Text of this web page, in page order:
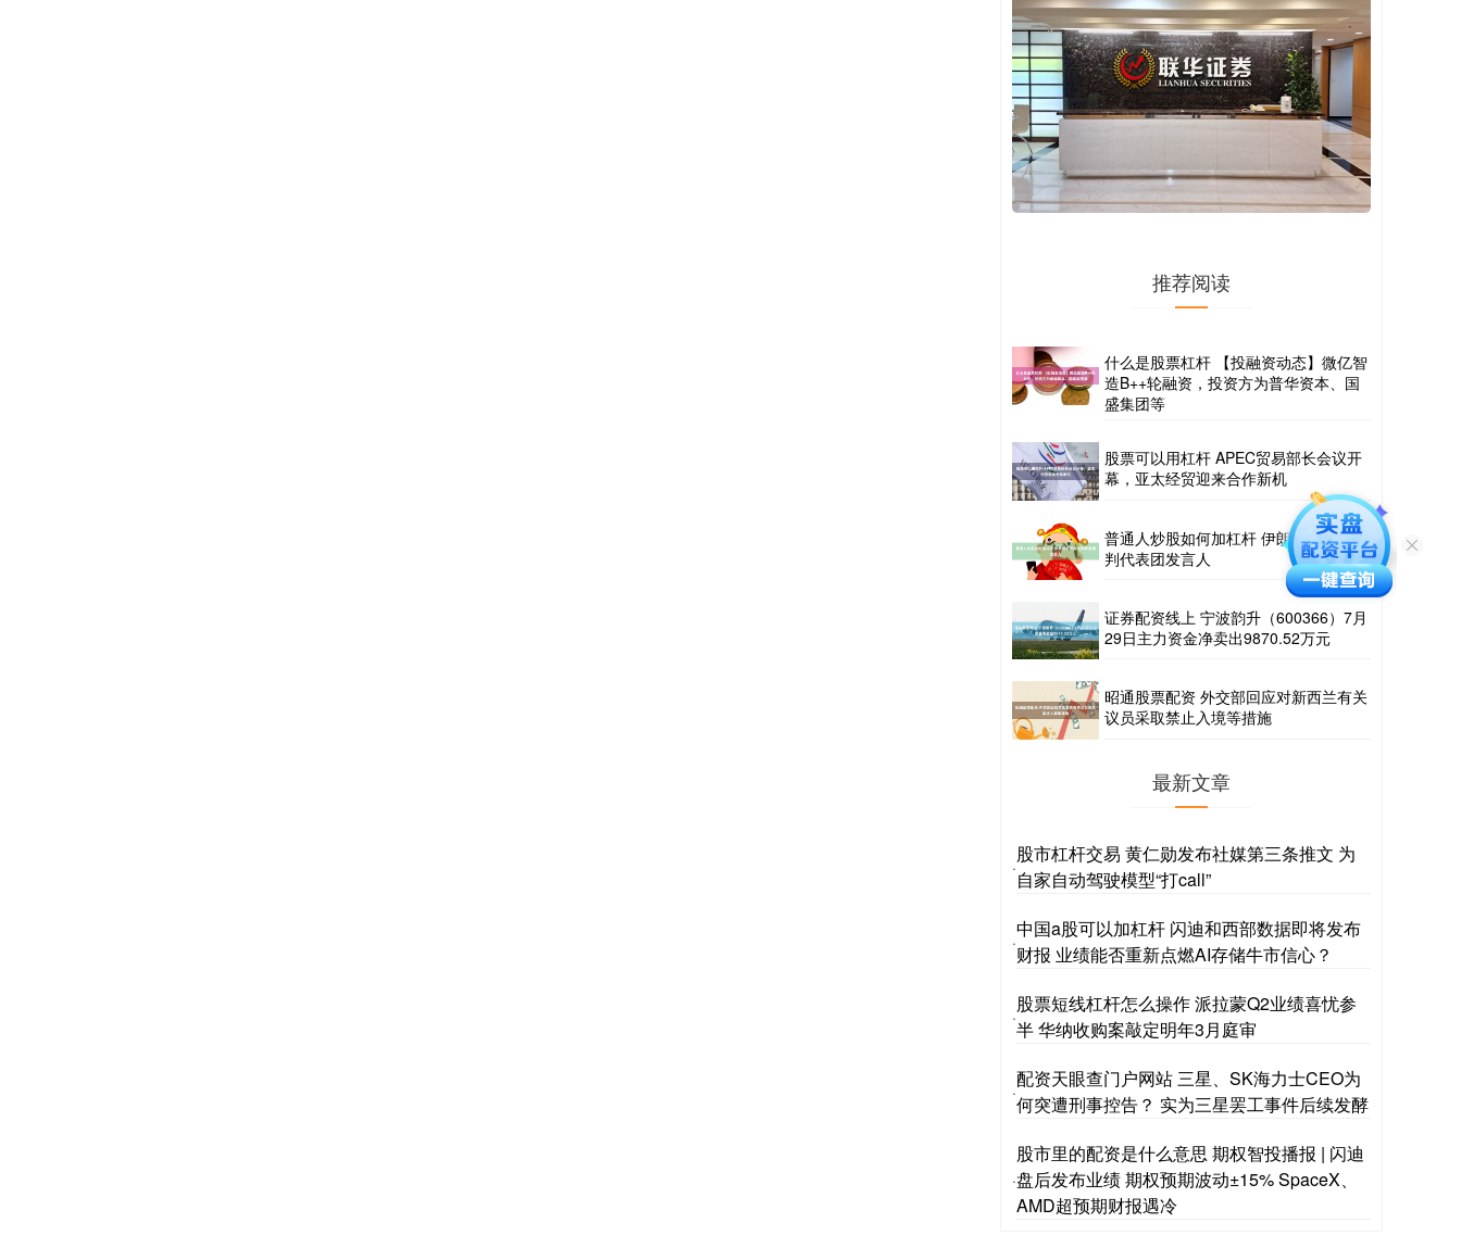
推荐阅读
什么是股票杠杆 【投融资动态】微亿智
造B++轮融资，投资方为普华资本、国
盛集团等
股票可以用杠杆 APEC贸易部长会议开
幕，亚太经贸迎来合作新机
普通人炒股如何加杠杆 伊朗任命伊美谈
判代表团发言人
证券配资线上 宁波韵升（600366）7月
29日主力资金净卖出9870.52万元
昭通股票配资 外交部回应对新西兰有关
议员采取禁止入境等措施
最新文章
·
股市杠杆交易 黄仁勋发布社媒第三条推文 为
自家自动驾驶模型“打call”
·
中国a股可以加杠杆 闪迪和西部数据即将发布
财报 业绩能否重新点燃AI存储牛市信心？
·
股票短线杠杆怎么操作 派拉蒙Q2业绩喜忧参
半 华纳收购案敲定明年3月庭审
·
配资天眼查门户网站 三星、SK海力士CEO为
何突遭刑事控告？ 实为三星罢工事件后续发酵
·
股市里的配资是什么意思 期权智投播报 | 闪迪
盘后发布业绩 期权预期波动±15% SpaceX、
AMD超预期财报遇冷